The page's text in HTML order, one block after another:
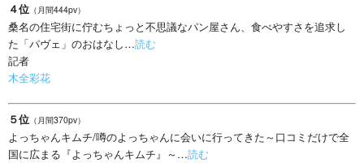
４位 （月間444pv）
桑名の住宅街に佇むちょっと不思議なパン屋さん、食べやすさを追求し
た「パヴェ」のおはなし…読む
記者
木全彩花
５位 （月間370pv）
よっちゃんキムチ/噂のよっちゃんに会いに行ってきた～口コミだけで全
国に広まる『よっちゃんキムチ』～…読む